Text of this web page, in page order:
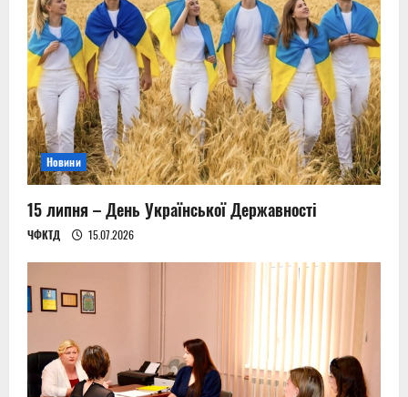
Новини
15 липня – День Української Державності
ЧФКТД 15.07.2026